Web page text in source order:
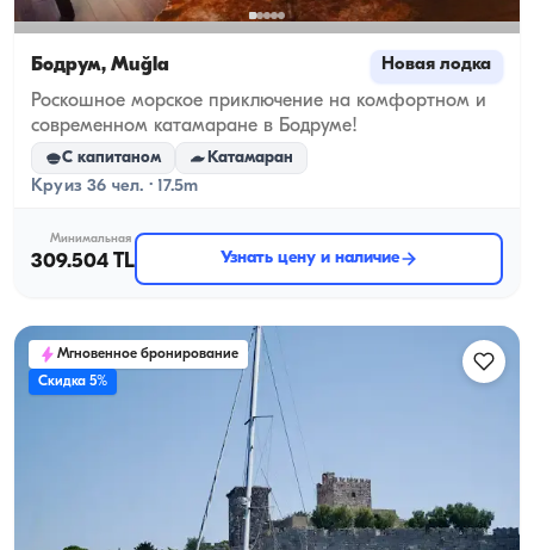
Бодрум, Muğla Новая лодка
Роскошное морское приключение на комфортном и
современном катамаране в Бодруме!
С капитаном Катамаран
Круиз 36 чел. · 17.5m
Минимальная
309.504 TL Узнать цену и наличие
Мгновенное бронирование
Скидка 5%